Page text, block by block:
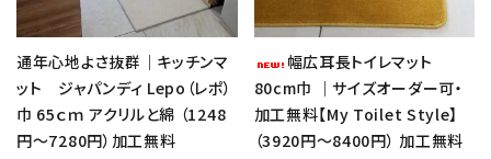
通年心地よさ抜群｜キッチンマ
ット ジャパンディ Lepo（レポ）
巾 65ｃｍ アクリルと綿 （1248
円～7280円）加工無料
幅広耳長トイレマット
80cm巾 ｜サイズオーダー可・
加工無料【My Toilet Style】
（3920円～8400円） 加工無料